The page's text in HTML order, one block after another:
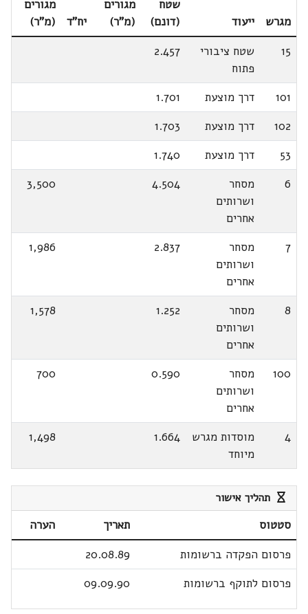
מגרש ייעוד
שטח
(דונם)
מגורים
(מ"ר)
יח"ד
מגורים
(מ"ר)
15
שטח ציבורי
פתוח
2.457
101 דרך מוצעת
1.701
102
דרך מוצעת
1.703
53
דרך מוצעת
1.740
6
מסחר
ושרותים
אחרים
4.504
3,500
7
מסחר
ושרותים
אחרים
2.837
1,986
8
מסחר
ושרותים
אחרים
1.252
1,578
100
מסחר
ושרותים
אחרים
0.590
700
4
מוסדות מגרש
מיוחד
1.664
1,498
תהליך אישור
סטטוס תאריך
הערה
פרסום הפקדה ברשומות
20.08.89
פרסום לתוקף ברשומות
09.09.90